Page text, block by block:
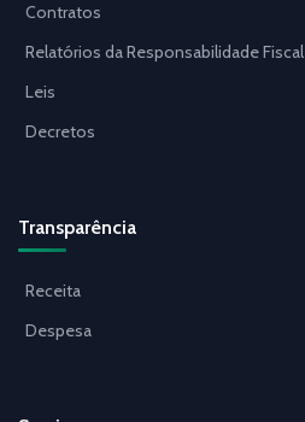
Contratos
Relatórios da Responsabilidade Fiscal
Leis
Decretos
Transparência
Receita
Despesa